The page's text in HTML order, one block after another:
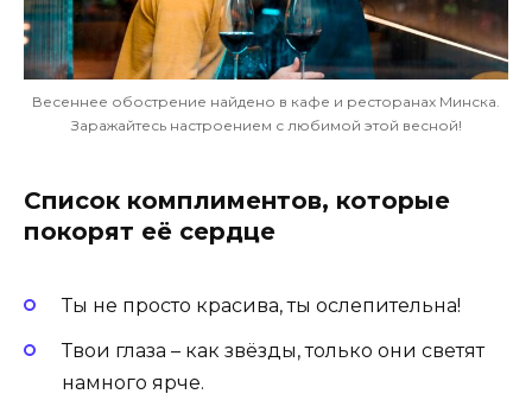
Весеннее обострение найдено в кафе и ресторанах Минска.
Заражайтесь настроением с любимой этой весной!
Список комплиментов, которые
покорят её сердце
Ты не просто красива, ты ослепительна!
Твои глаза – как звёзды, только они светят
намного ярче.